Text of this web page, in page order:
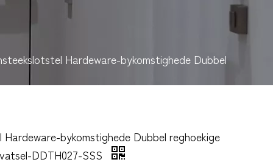
Hardeware-bykomstighede Dubbel
bykomstighede Dubbel reghoekige
DDTH027-SSS